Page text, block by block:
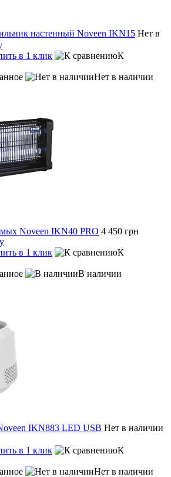
настенный Noveen IKN15 Нет в
в 1 клик
К
Нет в наличии
Noveen IKN40 PRO 4 450 грн
в 1 клик
К
В наличии
IKN883 LED USB Нет в наличии
в 1 клик
К
Нет в наличии